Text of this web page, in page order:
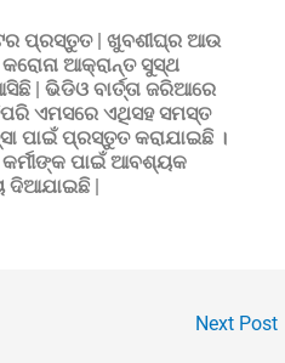
ପ୍ରସ୍ତୁତ | ଖୁବଶୀଘ୍ର ଆଉ
ଆକ୍ରାନ୍ତ ସୁସ୍ଥ
| ଭିଡିଓ ବାର୍ତ୍ତା ଜରିଆରେ
ଏମସରେ ଏଥିସହ ସମସ୍ତ
ପାଇଁ ପ୍ରସ୍ତୁତ କରାଯାଇଛି ।
କର୍ମୀଙ୍କ ପାଇଁ ଆବଶ୍ୟକ
ଦିଆଯାଇଛି |
Next Post